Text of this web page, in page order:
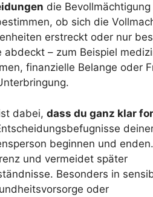
die Bevollmächtigung
ob sich die
erstreckt oder nur
abdeckt – zum Beispiel
finanzielle Belange oder
dabei, dass du ganz klar
beginnen und
und vermeidet später
Besonders in
oder